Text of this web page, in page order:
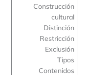
Construcción
cultural
Distinción
Restricción
Exclusión
Tipos
Contenidos